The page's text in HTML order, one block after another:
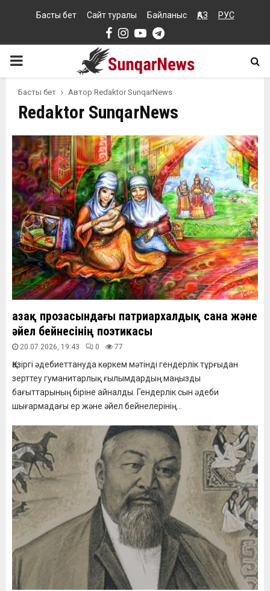
Басты бет Сайт туралы Байланыс ҚАЗ РУС
Facebook
Instagram
YoutubeTelegram
PRIMARY
MENU
Басты бет Автор Redaktor SunqarNews
Redaktor SunqarNews
Қазақ прозасындағы патриархалдық сана және
әйел бейнесінің поэтикасы
20.07.2026, 19:43 0 77
Қазіргі әдебиеттануда көркем мәтінді гендерлік тұрғыдан
зерттеу гуманитарлық ғылымдардың маңызды
бағыттарының біріне айналды. Гендерлік сын әдеби
шығармадағы ер және әйел бейнелерінің...